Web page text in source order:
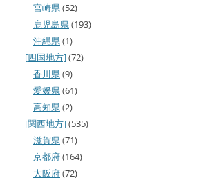
宮崎県(52)
鹿児島県(193)
沖縄県(1)
[四国地方](72)
香川県(9)
愛媛県(61)
高知県(2)
[関西地方](535)
滋賀県(71)
京都府(164)
大阪府(72)